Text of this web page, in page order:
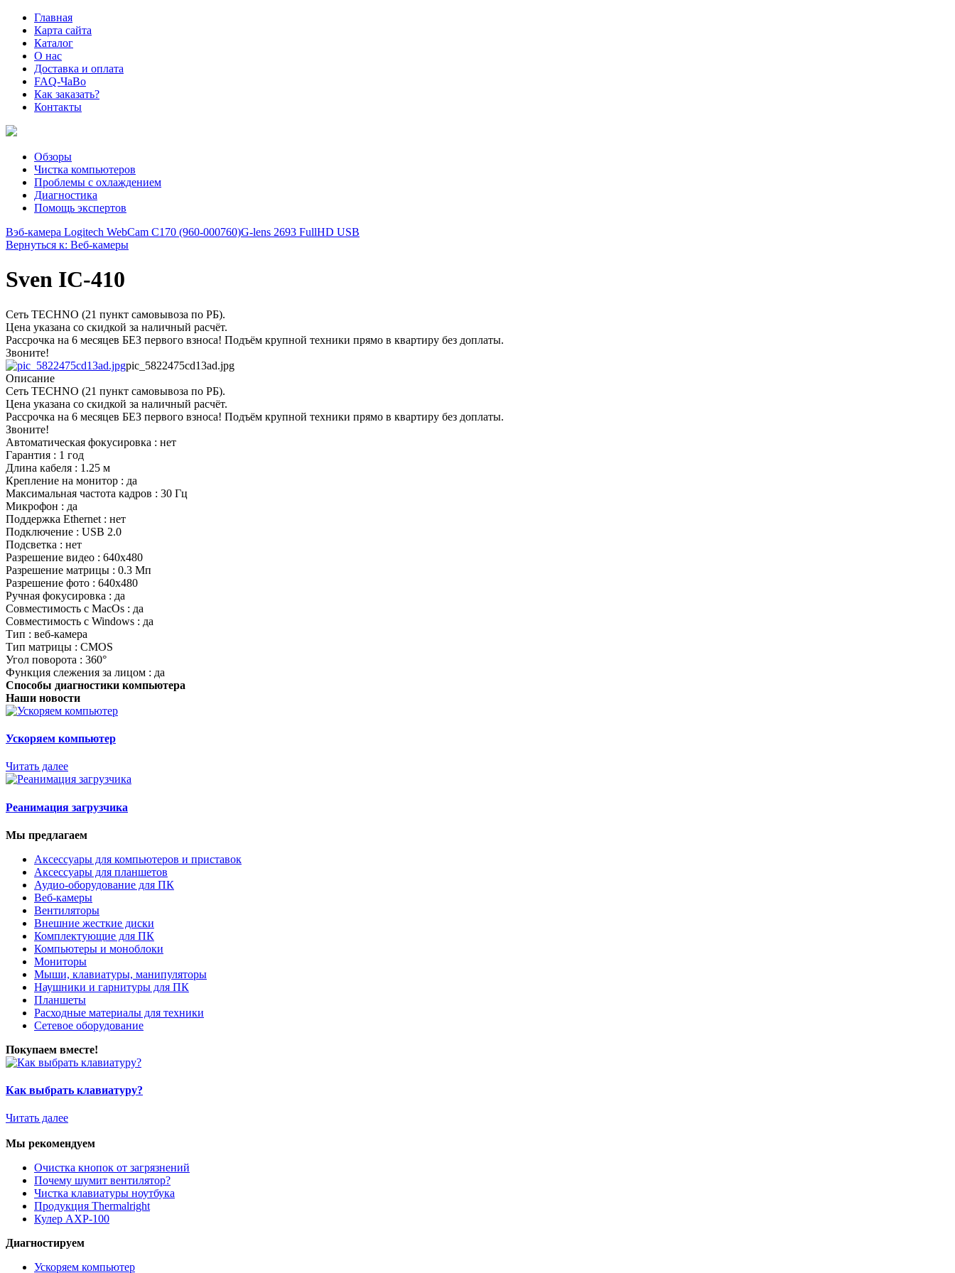
Главная
Карта сайта
Каталог
О нас
Доставка и оплата
FAQ-ЧаВо
Как заказать?
Контакты
Обзоры
Чистка компьютеров
Проблемы с охлаждением
Диагностика
Помощь экспертов
Вэб-камера Logitech WebCam C170 (960-000760)G-lens 2693 FullHD USB
Вернуться к: Веб-камеры
Sven IC-410
Сеть TECHNO (21 пункт самовывоза по РБ).
Цена указана со скидкой за наличный расчёт.
Рассрочка на 6 месяцев БЕЗ первого взноса! Подъём крупной техники прямо в квартиру без доплаты.
Звоните!
pic_5822475cd13ad.jpg
Описание
Сеть TECHNO (21 пункт самовывоза по РБ).
Цена указана со скидкой за наличный расчёт.
Рассрочка на 6 месяцев БЕЗ первого взноса! Подъём крупной техники прямо в квартиру без доплаты.
Звоните!
Автоматическая фокусировка : нет
Гарантия : 1 год
Длина кабеля : 1.25 м
Крепление на монитор : да
Максимальная частота кадров : 30 Гц
Микрофон : да
Поддержка Ethernet : нет
Подключение : USB 2.0
Подсветка : нет
Разрешение видео : 640x480
Разрешение матрицы : 0.3 Мп
Разрешение фото : 640х480
Ручная фокусировка : да
Совместимость с MacOs : да
Совместимость с Windows : да
Тип : веб-камера
Тип матрицы : CMOS
Угол поворота : 360°
Функция слежения за лицом : да
Способы диагностики компьютера
Наши новости
Ускоряем компьютер
Читать далее
Реанимация загрузчика
Мы предлагаем
Аксессуары для компьютеров и приставок
Аксессуары для планшетов
Аудио-оборудование для ПК
Веб-камеры
Вентиляторы
Внешние жесткие диски
Комплектующие для ПК
Компьютеры и моноблоки
Мониторы
Мыши, клавиатуры, манипуляторы
Наушники и гарнитуры для ПК
Планшеты
Расходные материалы для техники
Сетевое оборудование
Покупаем вместе!
Как выбрать клавиатуру?
Читать далее
Мы рекомендуем
Очистка кнопок от загрязнений
Почему шумит вентилятор?
Чистка клавиатуры ноутбука
Продукция Thermalright
Кулер AXP-100
Диагностируем
Ускоряем компьютер